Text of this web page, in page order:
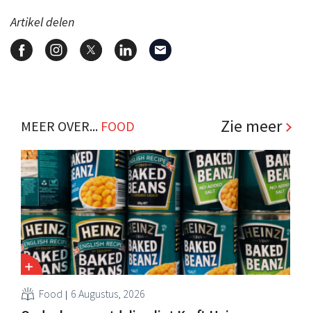
Artikel delen
MEER OVER... FOOD Zie meer
Food 6 Augustus, 2026